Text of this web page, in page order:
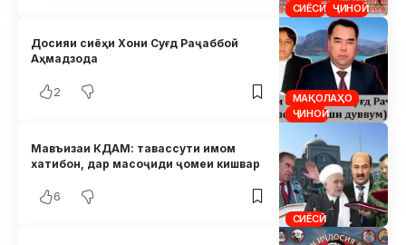
СИЁСӢ
ҶИНОӢ
МАҚОЛАҲО
ҶИНОӢ
Досияи сиёҳи Хони Суғд Раҷаббой
Аҳмадзода
2
СИЁСӢ
Мавъизаи КДАМ: тавассути имом
хатибон, дар масоҷиди ҷомеи кишвар
6